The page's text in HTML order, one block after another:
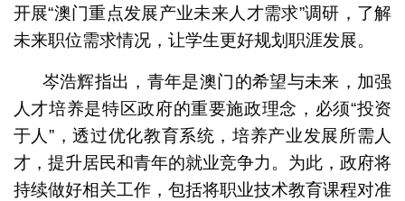
开展“澳门重点发展产业未来人才需求”调研，了解
未来职位需求情况，让学生更好规划职涯发展。
岑浩辉指出，青年是澳门的希望与未来，加强
人才培养是特区政府的重要施政理念，必须“投资
于人”，透过优化教育系统，培养产业发展所需人
才，提升居民和青年的就业竞争力。为此，政府将
持续做好相关工作，包括将职业技术教育课程对准